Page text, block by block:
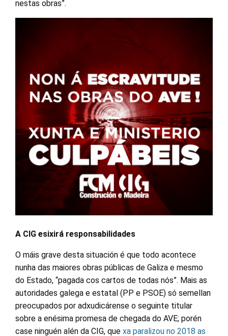
nestas obras”.
A CIG esixirá responsabilidades
O máis grave desta situación é que todo acontece
nunha das maiores obras públicas de Galiza e mesmo
do Estado, “pagada cos cartos de todas nós”. Mais as
autoridades galega e estatal (PP e PSOE) só semellan
preocupados por adxudicárense o seguinte titular
sobre a enésima promesa de chegada do AVE; porén
case ninguén alén da CIG, que xa paralizou no 2018 as